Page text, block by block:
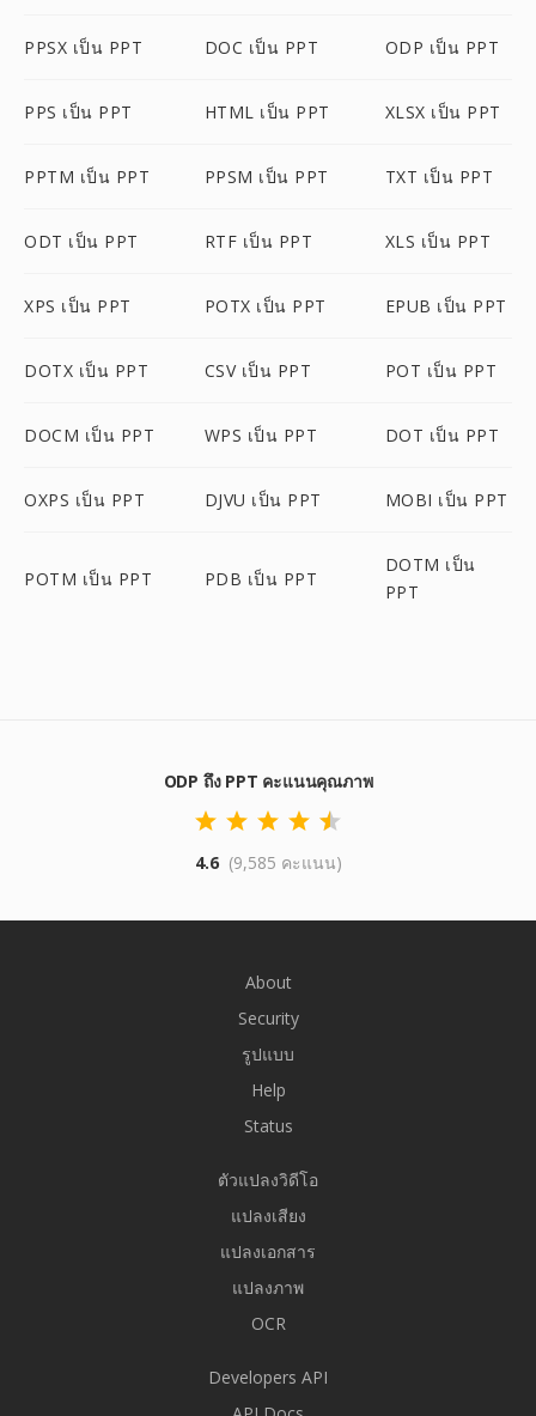
PPSX เป็น PPT DOC เป็น PPT ODP เป็น PPT
PPS เป็น PPT HTML เป็น PPT XLSX เป็น PPT
PPTM เป็น PPT PPSM เป็น PPT TXT เป็น PPT
ODT เป็น PPT RTF เป็น PPT XLS เป็น PPT
XPS เป็น PPT POTX เป็น PPT EPUB เป็น PPT
DOTX เป็น PPT CSV เป็น PPT POT เป็น PPT
DOCM เป็น PPT WPS เป็น PPT DOT เป็น PPT
OXPS เป็น PPT DJVU เป็น PPT MOBI เป็น PPT
POTM เป็น PPT PDB เป็น PPT
DOTM เป็น
PPT
ODP ถึง PPT คะแนนคุณภาพ
4.6 (9,585 คะแนน)
About
Security
รูปแบบ
Help
Status
ตัวแปลงวิดีโอ
แปลงเสียง
แปลงเอกสาร
แปลงภาพ
OCR
Developers API